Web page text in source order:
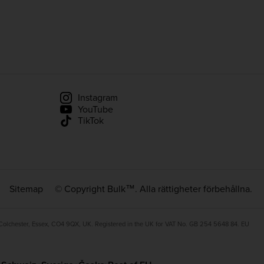
Instagram
YouTube
TikTok
Sitemap © Copyright Bulk™. Alla rättigheter förbehållna.
Essex, CO4 9QX, UK. Registered in the UK for VAT No. GB 254 5648 84. EU